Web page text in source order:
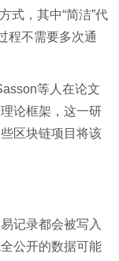
式，其中“简洁”代
程不需要多次通
等人在论文
论框架，这一研
区块链项目将该
记录都会被写入
公开的数据可能